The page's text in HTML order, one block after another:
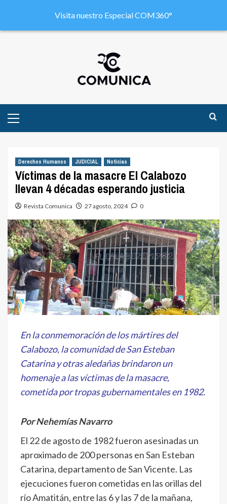
Derechos Humanos JUDICIAL Noticias
Víctimas de la masacre El Calabozo
llevan 4 décadas esperando justicia
Revista Comunica 27 agosto, 2024 0
En la conmemoración de los mártires del
Calabozo, la comunidad de San Esteban
Catarina y otras aledañas brindaron un
homenaje a las víctimas de la masacre,
cometida por tropas gubernamentales en 1982.
Por Nehemías Navarro
El 22 de agosto de 1982 fueron asesinadas un
aproximado de 200 personas en San Esteban
Catarina, departamento de San Vicente. Las
ejecuciones fueron cometidas en las orillas del
río Amatitán, entre las 6 y las 7 de la mañana,
Visita nuestro Especial COM360°